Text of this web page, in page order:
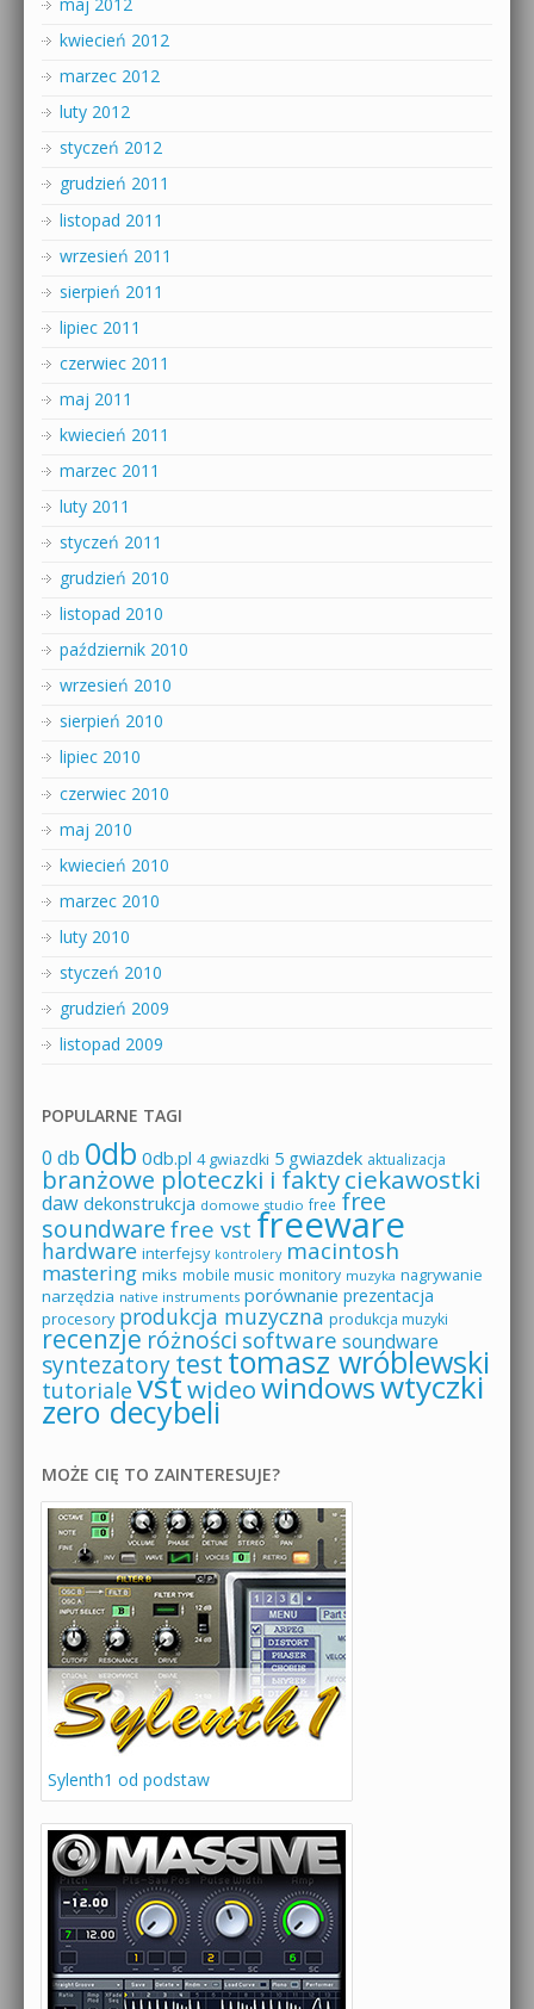
kwiecień 2012
marzec 2012
luty 2012
styczeń 2012
grudzień 2011
listopad 2011
wrzesień 2011
sierpień 2011
lipiec 2011
czerwiec 2011
maj 2011
kwiecień 2011
marzec 2011
luty 2011
styczeń 2011
grudzień 2010
listopad 2010
październik 2010
wrzesień 2010
sierpień 2010
lipiec 2010
czerwiec 2010
maj 2010
kwiecień 2010
marzec 2010
luty 2010
styczeń 2010
grudzień 2009
listopad 2009
POPULARNE TAGI
0 db 0db 0db.pl 4 gwiazdki 5 gwiazdek aktualizacja
branżowe ploteczki i faktyciekawostki
daw dekonstrukcja domowe studio free free
soundware free vst freeware
hardware interfejsy kontrolery macintosh
mastering miks mobile music monitory muzyka nagrywanie
narzędzia native instruments porównanie prezentacja
procesory produkcja muzyczna produkcja muzyki
recenzje różności software soundware
syntezatorytesttomasz wróblewski
tutoriale vstwideowindowswtyczki
zero decybeli
MOŻE CIĘ TO ZAINTERESUJE?
Sylenth1 od podstaw